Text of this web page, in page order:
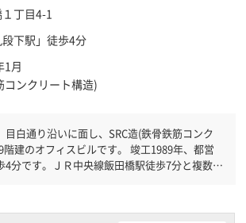
丁目4-1
段下駅 」徒歩4分
1月
コンクリート構造)
目白通り沿いに面し、SRC造(鉄骨鉄筋コンク
フィスビルです。 竣工1989年、都営
4分です。ＪＲ中央線飯田橋駅徒歩7分と複数駅
が出来ます。